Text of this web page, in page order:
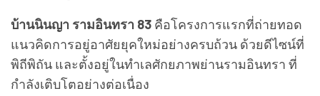
บ้านนินญา รามอินทรา 83 คือโครงการแรกที่ถ่ายทอด
แนวคิดการอยู่อาศัยยุคใหม่อย่างครบถ้วน ด้วยดีไซน์ที่
พิถีพิถัน และตั้งอยู่ในทำเลศักยภาพย่านรามอินทรา ที่
กำลังเติบโตอย่างต่อเนื่อง